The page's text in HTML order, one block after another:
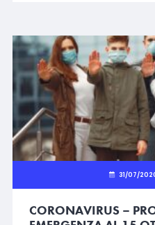
31/07/
CORONAVIRUS –